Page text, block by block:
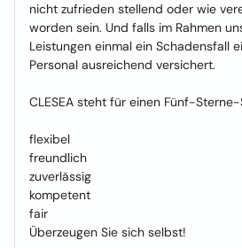
nicht zufrieden stellend oder wie
worden sein. Und falls im Rahmen
Leistungen einmal ein Schadensfall
Personal ausreichend versichert.
CLESEA steht für einen Fünf-Sterne-
flexibel
freundlich
zuverlässig
kompetent
fair
Überzeugen Sie sich selbst!